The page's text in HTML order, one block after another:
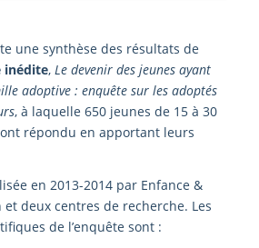
une synthèse des résultats de
inédite, Le devenir des jeunes ayant
adoptive : enquête sur les adoptés
, à laquelle 650 jeunes de 15 à 30
répondu en apportant leurs
en 2013-2014 par Enfance &
et deux centres de recherche. Les
de l’enquête sont :